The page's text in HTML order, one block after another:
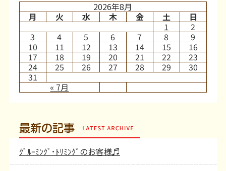
2026年8月
月
火 水 木 金 土 日
« 7月
1
2
3
4 5 6 7 8
9
10
11 12 13 14 15
16
17
18 19 20 21 22
23
24
25 26 27 28 29
30
31
最新の記事
ｸﾞﾙｰﾐﾝｸﾞ･ﾄﾘﾐﾝｸﾞのお客様♬